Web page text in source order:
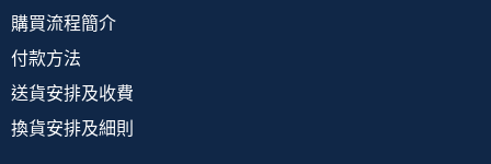
購買流程簡介
付款方法
送貨安排及收費
換貨安排及細則